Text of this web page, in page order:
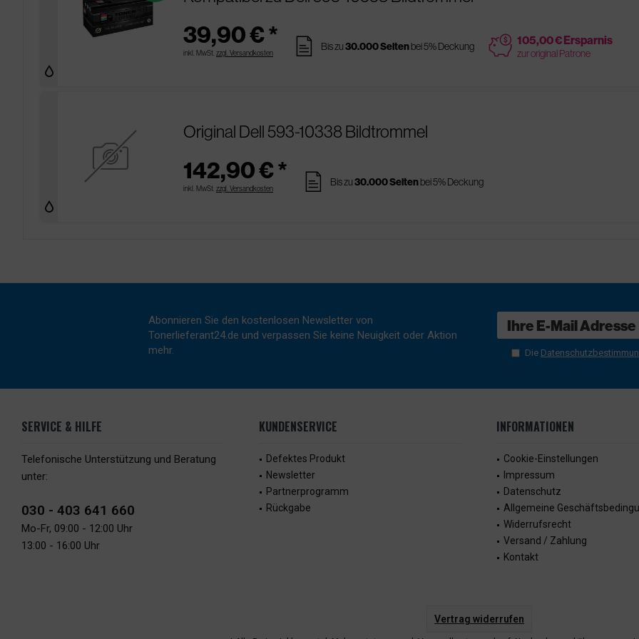
39,90 € *
inkl. MwSt. zzgl. Versandkosten pages Bis zu30.000 Seitenbei 5% Deckung price 105,00 € Ersparnis
zur original Patrone
Original Dell 593-10338 Bildtrommel
142,90 € *
inkl. MwSt. zzgl. Versandkosten pages Bis zu30.000 Seitenbei 5% Deckung
Abonnieren Sie den kostenlosen Newsletter von
Tonerlieferant24.de und verpassen Sie keine Neuigkeit oder Aktion
mehr.
Die
SERVICE & HILFE
Telefonische Unterstützung und Beratung
unter:
030 - 403 641 660
Mo-Fr, 09:00 - 12:00 Uhr
13:00 - 16:00 Uhr
KUNDENSERVICE
Defektes Produkt
Newsletter
Partnerprogramm
Rückgabe
INFORMATIONEN
Cookie-Einstellungen
Impressum
Datenschutz
Allgemeine
Widerrufsrecht
Versand / Zahlung
Kontakt
Vertrag widerrufen